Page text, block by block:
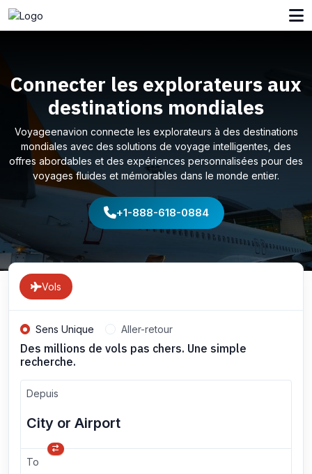
Connecter les explorateurs aux
destinations mondiales
Voyageenavion connecte les explorateurs à des destinations
mondiales avec des solutions de voyage intelligentes, des
offres abordables et des expériences personnalisées pour des
voyages fluides et mémorables dans le monde entier.
+1-888-618-0884
Vols
Sens Unique Aller-retour
Des millions de vols pas chers. Une simple
recherche.
Depuis
To